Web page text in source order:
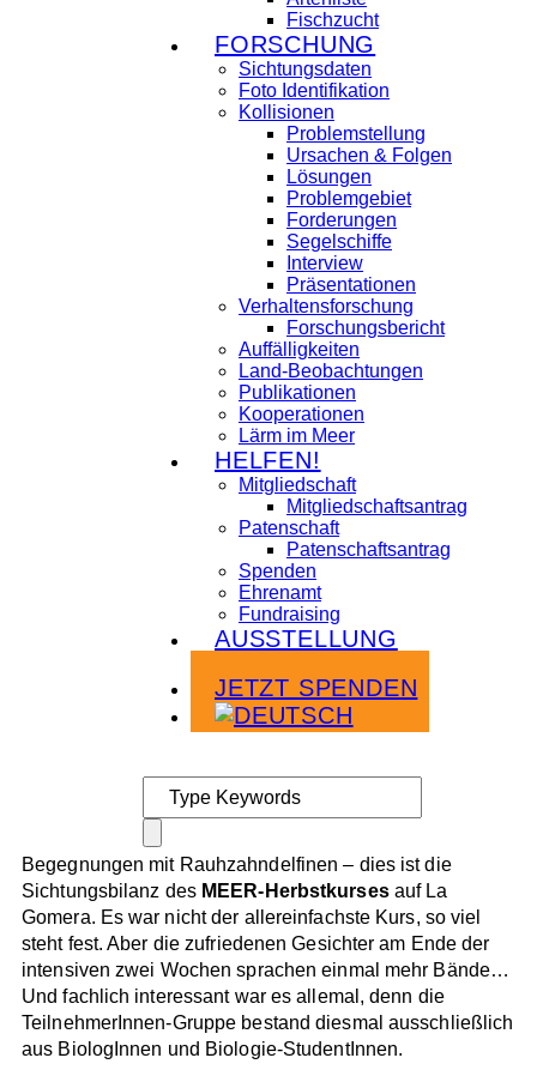
Fischzucht
FORSCHUNG
Sichtungsdaten
Foto Identifikation
Kollisionen
Problemstellung
Ursachen & Folgen
Lösungen
Problemgebiet
Forderungen
Segelschiffe
Interview
Präsentationen
Verhaltensforschung
Forschungsbericht
Auffälligkeiten
Land-Beobachtungen
Publikationen
Kooperationen
Lärm im Meer
HELFEN!
Mitgliedschaft
Mitgliedschaftsantrag
Patenschaft
Patenschaftsantrag
Spenden
Ehrenamt
Fundraising
AUSSTELLUNG
JETZT SPENDEN
Begegnungen mit Rauhzahndelfinen – dies ist die
Sichtungsbilanz des MEER-Herbstkursesauf La
Gomera. Es war nicht der allereinfachste Kurs, so viel
steht fest. Aber die zufriedenen Gesichter am Ende der
intensiven zwei Wochen sprachen einmal mehr Bände…
Und fachlich interessant war es allemal, denn die
TeilnehmerInnen-Gruppe bestand diesmal ausschließlich
aus BiologInnen und Biologie-StudentInnen.